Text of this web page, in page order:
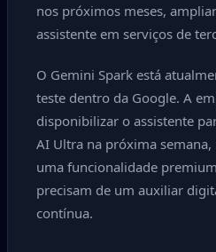
nos próximos meses,
assistente em serviços de
O Gemini Spark está
teste dentro da Google. A
disponibilizar o assistente
AI Ultra na próxima
uma funcionalidade
precisam de um auxiliar
contínua.